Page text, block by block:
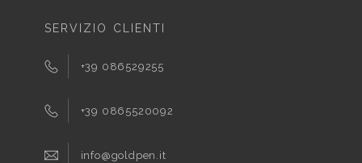
SERVIZIO CLIENTI
+39 086529255
+39 0865520092
info@goldpen.it